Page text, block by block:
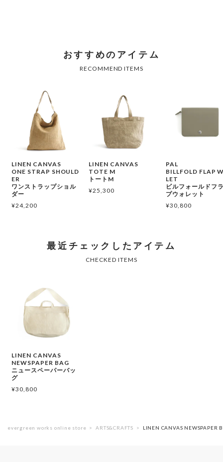
LINEN CANVAS
ONE STRAP SHOULD
ER
ワンストラップショル
ダー
¥24,200
LINEN CANVAS
TOTE M
トートM
¥25,300
PAL
BILLFOLD FLAP
LET
ビルフォールドフ
プウォレット
¥30,800
LINEN CANVAS
NEWSPAPER BAG
ニュースペーパーバッ
グ
¥30,800
evergreen works online store ARTS&CRAFTS LINEN CANVAS NEWSPAPER